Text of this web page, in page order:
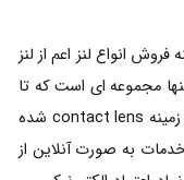
خود را در زمینه فروش انواع لنز اعم از لنز
مجموعه ای است که تا
کنون موفق به دریافت مجوز رسمی فروش در زمینه contact lens شده
ارائه خدمات به صورت آنلاین از